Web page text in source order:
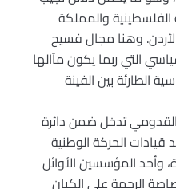
والمملكة
وهنا مجال فسيح
التي ربما يكون مآالها
الطارئة بين الفينة
تدخل ضمن دائرة
الحركة الوطنية
وأحد المؤسسين الأوائل
الرحمة علي الكيان